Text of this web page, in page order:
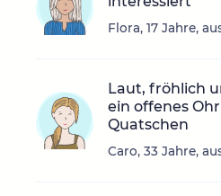
Flora, 17 Jahre,
Laut, fröhlich
ein offenes
Quatschen
Caro, 33 Jahre,